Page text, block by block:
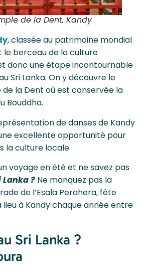
de la Dent, Kandy
, classée au patrimoine mondial
le berceau de la culture
donc une étape incontournable
Sri Lanka. On y découvre le
la Dent où est conservée la
Bouddha.
de danses de Kandy
excellente opportunité pour
la culture locale.
voyage en été et ne savez pas
? Ne manquez pas la
de l’Esala Perahera, fête
lieu à Kandy chaque année entre
Sri Lanka ?